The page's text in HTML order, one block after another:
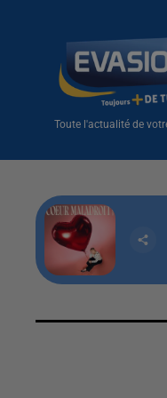
Toute l'actualité de